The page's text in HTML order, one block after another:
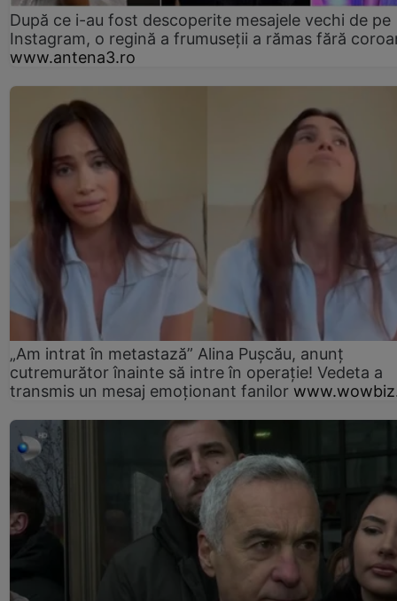
După ce i-au fost descoperite mesajele vechi de pe
Instagram, o regină a frumuseții a rămas fără
www.antena3.ro
„Am intrat în metastază” Alina Pușcău, anunț
cutremurător înainte să intre în operație! Vedeta a
transmis un mesaj emoționant fanilor